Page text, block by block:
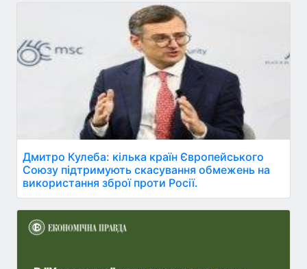
Дмитро Кулеба: кілька країн Європейського
Союзу підтримують скасування обмежень на
використання зброї проти Росії.